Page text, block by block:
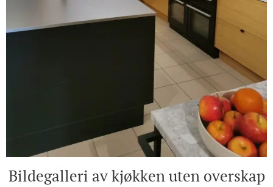
Bildegalleri av kjøkken uten overskap